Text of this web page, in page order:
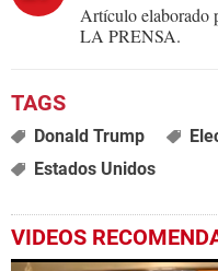
Artículo elaborado
LA PRENSA.
Donald Trump
Estados Unidos
VIDEOS